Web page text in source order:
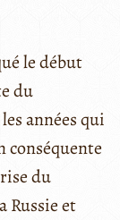
le début
du
années qui
du
Russie et